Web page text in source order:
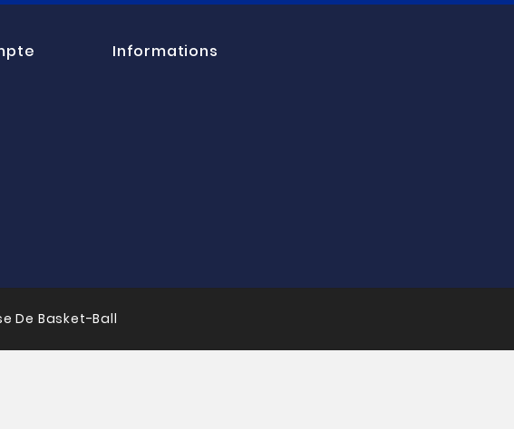
Informations
De Basket-Ball